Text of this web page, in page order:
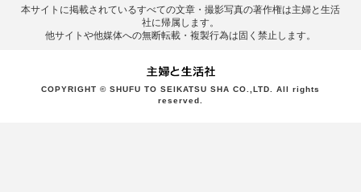
本サイトに掲載されているすべての⽂章・撮影写真の著作権は主婦と⽣活
社に帰属します。
他サイトや他媒体への無断転載・複製⾏為は固く禁⽌します。
COPYRIGHT © SHUFU TO SEIKATSU SHA CO.,LTD. All rights
reserved.